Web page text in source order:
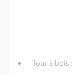
Tour à bois :